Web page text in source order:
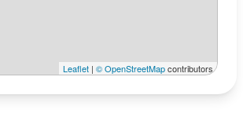
Leaflet | © OpenStreetMapcontributors